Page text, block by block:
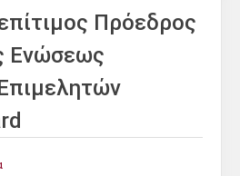
Πρόεδρος
Ενώσεως